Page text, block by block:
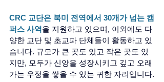
CRC 교단은 북미 전역에서 30개가 넘는 캠
퍼스 사역을 지원하고 있으며, 이외에도 다
양한 교단 및 초교파 단체들이 활동하고 있
습니다. 규모가 큰 곳도 있고 작은 곳도 있
지만, 모두가 신앙을 성장시키고 깊고 오래
가는 우정을 쌓을 수 있는 귀한 자리입니다.